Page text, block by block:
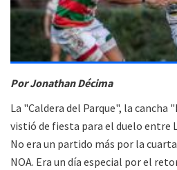
Por Jonathan Décima
La "Caldera del Parque", la cancha
vistió de fiesta para el duelo entre
No era un partido más por la
NOA. Era un día especial por el